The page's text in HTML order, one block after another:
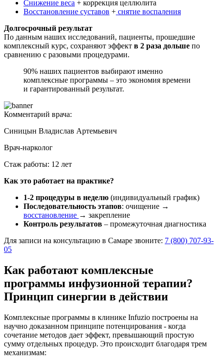
Снижение веса + коррекция целлюлита
Восстановление суставов + снятие воспаления
Долгосрочный результат
По данным наших исследований, пациенты, прошедшие
комплексный курс, сохраняют эффект в 2 раза дольше по
сравнению с разовыми процедурами.
90% наших пациентов выбирают именно
комплексные программы – это экономия времени
и гарантированный результат.
Комментарий врача:
Синицын Владислав Артемьевич
Врач-нарколог
Стаж работы: 12 лет
Как это работает на практике?
1-2 процедуры в неделю (индивидуальный график)
Последовательность этапов: очищение →
восстановление → закрепление
Контроль результатов – промежуточная диагностика
Для записи на консультацию в Самаре звоните: 7 (800) 707-93-
05
Как работают комплексные
программы инфузионной терапии?
Принцип синергии в действии
Комплексные программы в клинике Infuzio построены на
научно доказанном принципе потенцирования - когда
сочетание методов дает эффект, превышающий простую
сумму отдельных процедур. Это происходит благодаря трем
механизмам: